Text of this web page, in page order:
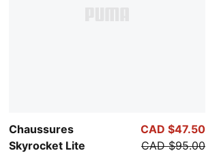
Chaussures
Skyrocket Lite
CAD $47.50
CAD $95.00